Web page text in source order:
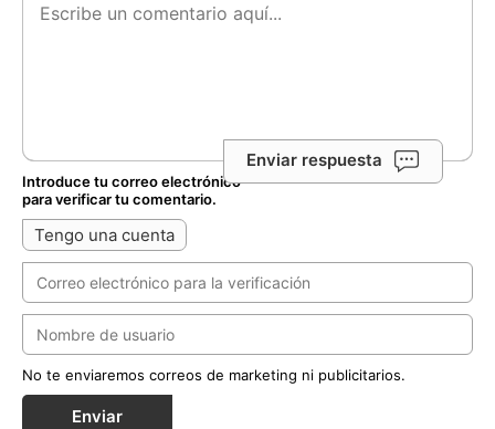
Enviar respuesta
Introduce tu correo electrónico
para verificar tu comentario.
Tengo una cuenta
No te enviaremos correos de marketing ni publicitarios.
Enviar